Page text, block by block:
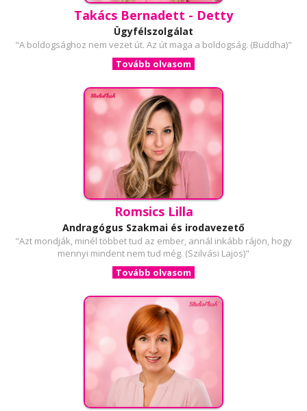
Takács Bernadett - Detty
Ügyfélszolgálat
"A boldogsághoz nem vezet út. Az út maga a boldogság. (Buddha)"
Tovább olvasom
Romsics Lilla
Andragógus Szakmai és irodavezető
"Azt mondják, minél többet tud az ember, annál inkább rájön, hogy
mennyi mindent nem tud még. (Szilvási Lajos)"
Tovább olvasom